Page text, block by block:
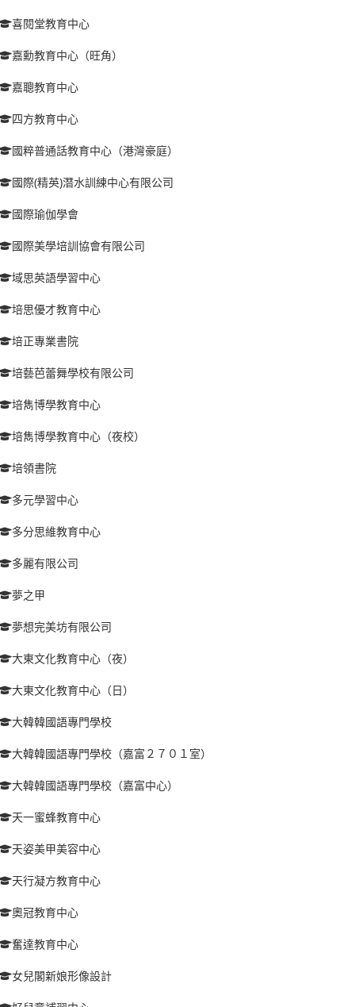
喜閱堂教育中心
嘉勳教育中心（旺角）
嘉聰教育中心
四方教育中心
國粹普通話教育中心（港灣豪庭）
國際(精英)潛水訓練中心有限公司
國際瑜伽學會
國際美學培訓協會有限公司
域思英語學習中心
培思優才教育中心
培正專業書院
培藝芭蕾舞學校有限公司
培雋博學教育中心
培雋博學教育中心（夜校）
培領書院
多元學習中心
多分思維教育中心
多麗有限公司
夢之甲
夢想完美坊有限公司
大東文化教育中心（夜）
大東文化教育中心（日）
大韓韓國語專門學校
大韓韓國語專門學校（嘉富２７０１室）
大韓韓國語專門學校（嘉富中心）
天一蜜蜂教育中心
天姿美甲美容中心
天行凝方教育中心
奧冠教育中心
奮達教育中心
女兒閣新娘形像設計